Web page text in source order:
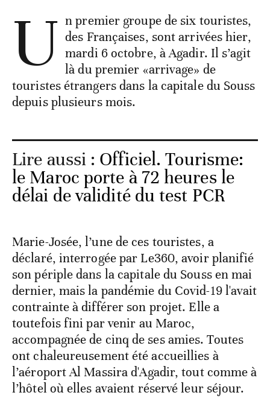
U n premier groupe de six touristes,
des Françaises, sont arrivées hier,
mardi 6 octobre, à Agadir. Il s’agit
là du premier «arrivage» de
touristes étrangers dans la capitale du Souss
depuis plusieurs mois.
Lire aussi : Officiel. Tourisme:
le Maroc porte à 72 heures le
délai de validité du test PCR
Marie-Josée, l’une de ces touristes, a
déclaré, interrogée par Le360, avoir planifié
son périple dans la capitale du Souss en mai
dernier, mais la pandémie du Covid-19 l'avait
contrainte à différer son projet. Elle a
toutefois fini par venir au Maroc,
accompagnée de cinq de ses amies. Toutes
ont chaleureusement été accueillies à
l’aéroport Al Massira d'Agadir, tout comme à
l’hôtel où elles avaient réservé leur séjour.